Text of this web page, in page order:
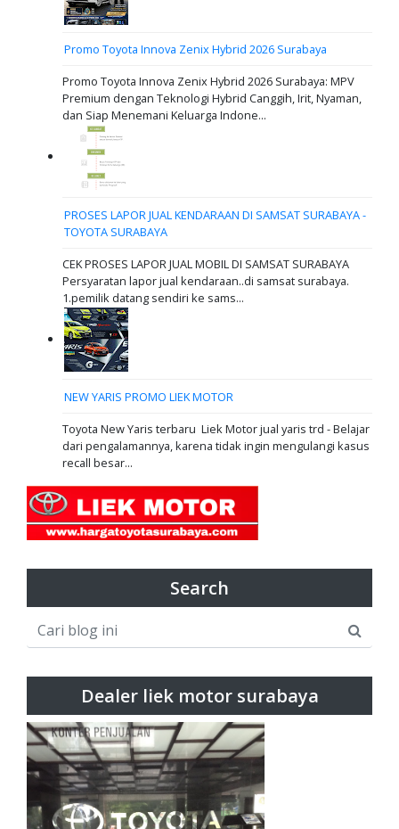
Promo Toyota Innova Zenix Hybrid 2026 Surabaya
Promo Toyota Innova Zenix Hybrid 2026 Surabaya: MPV
Premium dengan Teknologi Hybrid Canggih, Irit, Nyaman,
dan Siap Menemani Keluarga Indone...
PROSES LAPOR JUAL KENDARAAN DI SAMSAT SURABAYA -
TOYOTA SURABAYA
CEK PROSES LAPOR JUAL MOBIL DI SAMSAT SURABAYA
Persyaratan lapor jual kendaraan..di samsat surabaya.
1.pemilik datang sendiri ke sams...
NEW YARIS PROMO LIEK MOTOR
Toyota New Yaris terbaru Liek Motor jual yaris trd - Belajar
dari pengalamannya, karena tidak ingin mengulangi kasus
recall besar...
Search
Dealer liek motor surabaya